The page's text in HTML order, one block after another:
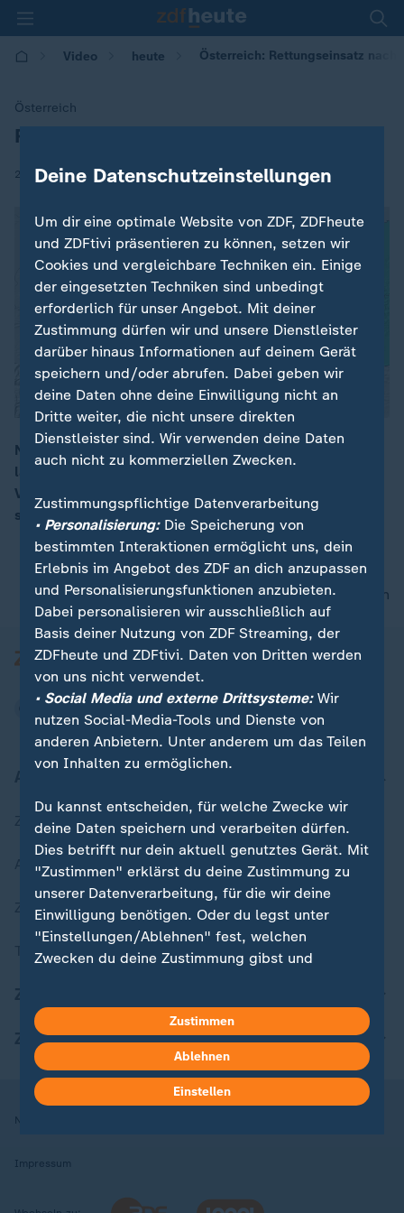
Video heute Österreich: Rettungseinsatz nach
Österreich
:Rettungseinsatz nach Lawinenabgang
27.11.2025 | 15:49
Nach einem Lawinenabgang am Stubaier Gletscher
läuft ein großer Rettungseinsatz, um nach
Verschütteten zu suchen. Mehrere Skifahrer befanden
sich im Gefahrengebiet.
nach oben
Zuletzt veröffentlicht
Aktuelle Sendungs-Videos
ZDFheute Stories
Themen im Überblick
ZDFheute Apps
Nutzungsbedingungen
Impressum
Deine Datenschutzeinstellungen
Um dir eine optimale Website von ZDF, ZDFheute
und ZDFtivi präsentieren zu können, setzen wir
Cookies und vergleichbare Techniken ein. Einige
der eingesetzten Techniken sind unbedingt
erforderlich für unser Angebot. Mit deiner
Zustimmung dürfen wir und unsere Dienstleister
darüber hinaus Informationen auf deinem Gerät
speichern und/oder abrufen. Dabei geben wir
deine Daten ohne deine Einwilligung nicht an
Dritte weiter, die nicht unsere direkten
Dienstleister sind. Wir verwenden deine Daten
auch nicht zu kommerziellen Zwecken.
Zustimmungspflichtige Datenverarbeitung
• Personalisierung:Die Speicherung von
bestimmten Interaktionen ermöglicht uns, dein
Erlebnis im Angebot des ZDF an dich anzupassen
und Personalisierungsfunktionen anzubieten.
Dabei personalisieren wir ausschließlich auf
Basis deiner Nutzung von ZDF Streaming, der
ZDFheute und ZDFtivi. Daten von Dritten werden
von uns nicht verwendet.
• Social Media und externe Drittsysteme:Wir
nutzen Social-Media-Tools und Dienste von
anderen Anbietern. Unter anderem um das Teilen
von Inhalten zu ermöglichen.
Du kannst entscheiden, für welche Zwecke wir
deine Daten speichern und verarbeiten dürfen.
Dies betrifft nur dein aktuell genutztes Gerät. Mit
"Zustimmen" erklärst du deine Zustimmung zu
unserer Datenverarbeitung, für die wir deine
Einwilligung benötigen. Oder du legst unter
"Einstellungen/Ablehnen" fest, welchen
Zwecken du deine Zustimmung gibst und
in deinen Einstellungen widerrufen oder ändern.
Hier findest du das Impressum.
Weitere Informationen findest du in unserer
Datenschutzerklärung.
Zustimmen
Ablehnen
Einstellen